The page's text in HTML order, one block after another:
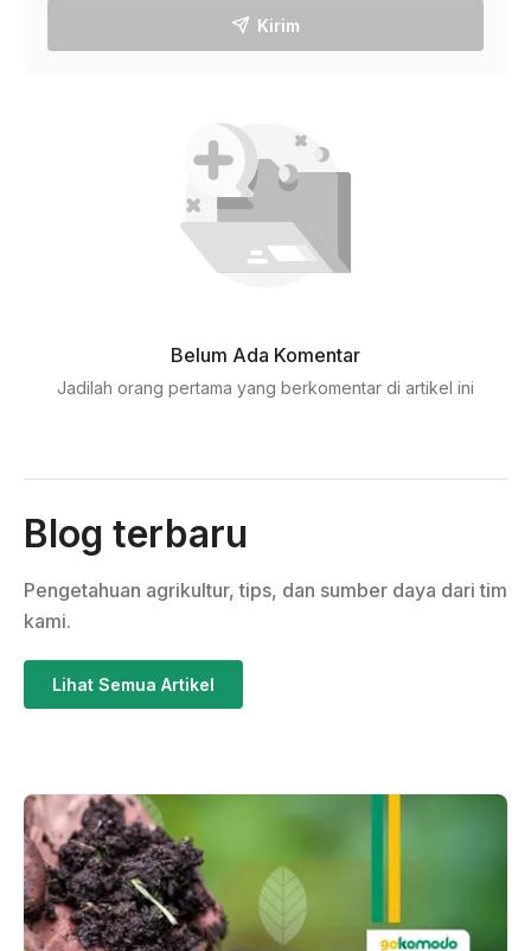
Kirim
Belum Ada Komentar
Jadilah orang pertama yang berkomentar di artikel ini
Blog terbaru
Pengetahuan agrikultur, tips, dan sumber daya dari tim
kami.
Lihat Semua Artikel